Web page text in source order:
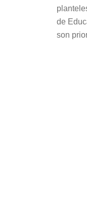
de
son